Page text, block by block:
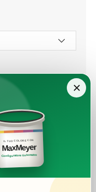
×
IL TUO COLORE CON
MaxMeyer
Configuratore tintometro